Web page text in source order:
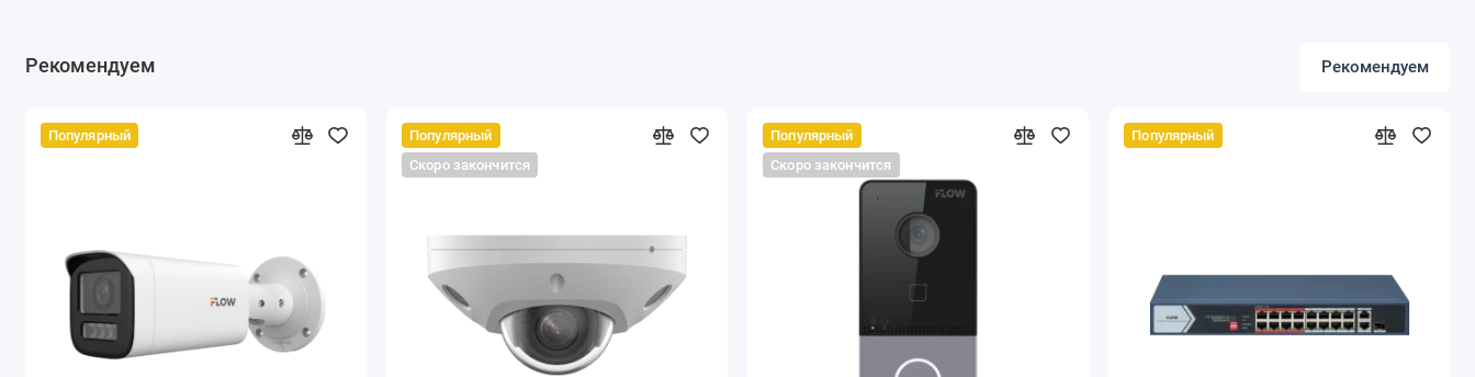
Рекомендуем Рекомендуем
Популярный
Популярный
Скоро закончится
Популярный
Скоро закончится
Популярный